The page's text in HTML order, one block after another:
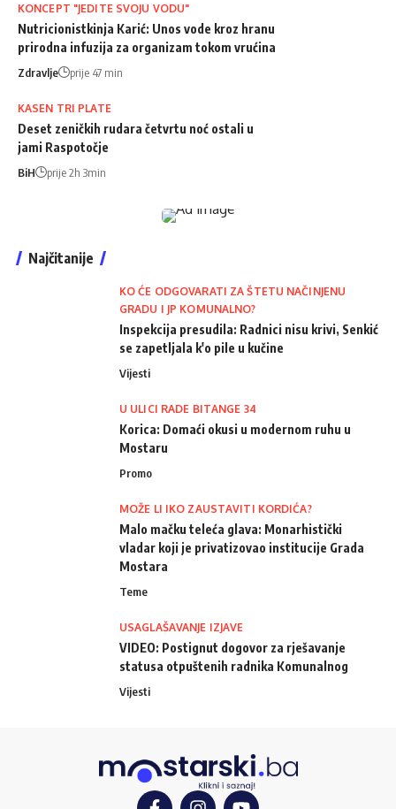
KONCEPT "JEDITE SVOJU VODU"
Nutricionistkinja Karić: Unos vode kroz hranu
prirodna infuzija za organizam tokom vrućina
Zdravlje prije 47 min
KASEN TRI PLATE
Deset zeničkih rudara četvrtu noć ostali u
jami Raspotočje
BiH prije 2h 3min
Najčitanije
KO ĆE ODGOVARATI ZA ŠTETU NAČINJENU
GRADU I JP KOMUNALNO?
Inspekcija presudila: Radnici nisu krivi, Senkić
se zapetljala k'o pile u kučine
Vijesti
U ULICI RADE BITANGE 34
Korica: Domaći okusi u modernom ruhu u
Mostaru
Promo
MOŽE LI IKO ZAUSTAVITI KORDIĆA?
Malo mačku teleća glava: Monarhistički
vladar koji je privatizovao institucije Grada
Mostara
Teme
USAGLAŠAVANJE IZJAVE
VIDEO: Postignut dogovor za rješavanje
statusa otpuštenih radnika Komunalnog
Vijesti